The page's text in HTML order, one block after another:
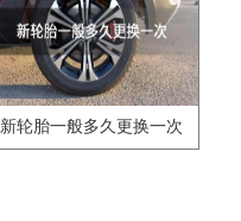
新轮胎一般多久更换一次